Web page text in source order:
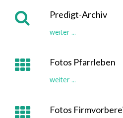
Predigt-Archiv
weiter ...
Fotos Pfarrleben
weiter ...
Fotos